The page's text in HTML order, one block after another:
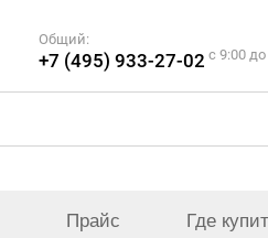
Общий:
+7 (495) 933-27-02 c 9:00 до
Прайс Где